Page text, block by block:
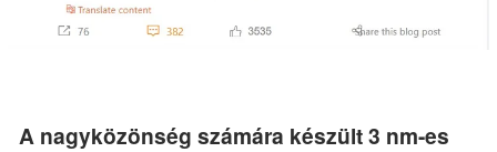
A nagyközönség számára készült 3 nm-es